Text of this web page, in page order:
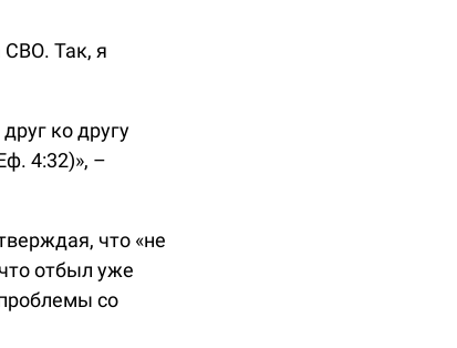
Так, я
ко другу
4:32)», –
что «не
отбыл уже
со